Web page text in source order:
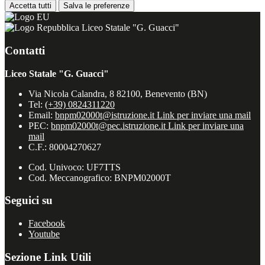
Accetta tutti Salva le preferenze
Liceo Statale "G. Guacci"
Contatti
Liceo Statale "G. Guacci"
Via Nicola Calandra, 8 82100, Benevento (BN)
Tel: (+39) 0824311220
Email: bnpm02000t@istruzione.it Link per inviare una mail
PEC: bnpm02000t@pec.istruzione.it Link per inviare una
mail
C.F.: 80004270627
Cod. Univoco: UF7TTS
Cod. Meccanografico: BNPM02000T
Seguici su
Facebook
Youtube
Sezione Link Utili